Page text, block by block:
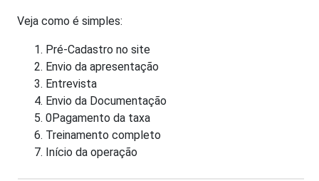
Veja como é simples:
Pré-Cadastro no site
Envio da apresentação
Entrevista
Envio da Documentação
0Pagamento da taxa
Treinamento completo
Início da operação